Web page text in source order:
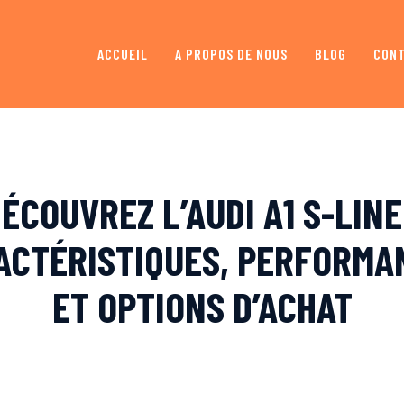
ACCUEIL A PROPOS DE NOUS BLOG
L’AUDI A1 S-
ET OPTIONS D’ACHAT